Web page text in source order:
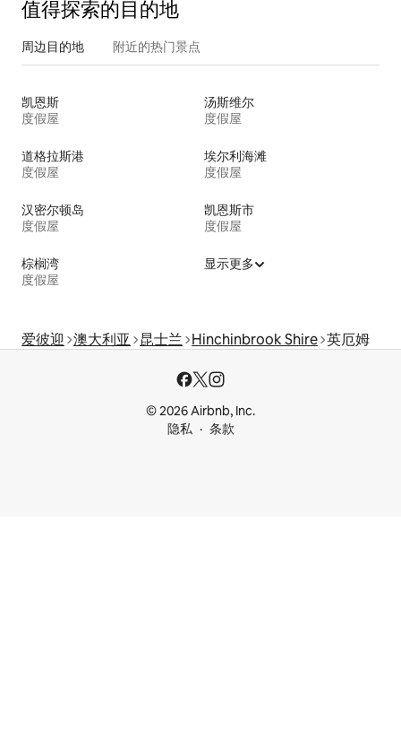
值得探索的目的地
周边目的地 附近的热门景点
凯恩斯
度假屋
汤斯维尔
度假屋
道格拉斯港
度假屋
埃尔利海滩
度假屋
汉密尔顿岛
度假屋
凯恩斯市
度假屋
棕榈湾
度假屋
显示更多
爱彼迎 澳大利亚 昆士兰 Hinchinbrook Shire 英厄姆
© 2026 Airbnb, Inc.
隐私
条款